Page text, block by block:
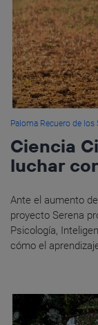
Paloma Recuero de los
Ciencia
luchar
Ante el aumento
proyecto Serena
Psicología,
cómo el